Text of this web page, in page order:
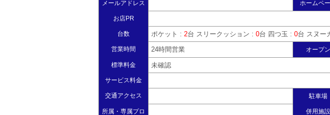
メールアドレス ホームペ
お店PR
台数 ポケット : 2台 スリークッション : 0台 四つ玉 : 0台 スヌー
営業時間 24時間営業 オープン
標準料金 未確認
サービス料金
交通アクセス 駐車場
所属・専属プロ 併用施設